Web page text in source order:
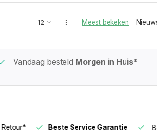
Meest bekeken
Vandaag besteld Morgen in Huis*
Beste Service Garantie Betaal